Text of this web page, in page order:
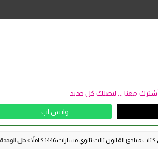
معنا ... ليصلك كل جديد
واتس اب
مبادئ القانون ثالث ثانوي مسارات 1446 كاملاً »حل الوحدة